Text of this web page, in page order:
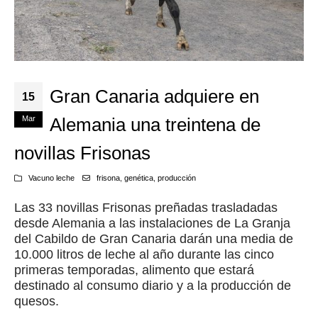
15
Mar
Gran Canaria adquiere en
Alemania una treintena de
novillas Frisonas
Vacuno leche frisona, genética, producción
Las 33 novillas Frisonas preñadas trasladadas
desde Alemania a las instalaciones de La Granja
del Cabildo de Gran Canaria darán una media de
10.000 litros de leche al año durante las cinco
primeras temporadas, alimento que estará
destinado al consumo diario y a la producción de
quesos.